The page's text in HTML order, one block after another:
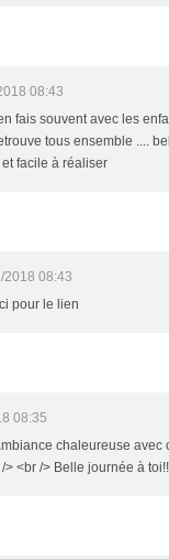
08:43
fais souvent avec les
tous ensemble ....
facile à réaliser
2018 08:43
pour le lien
08:35
chaleureuse avec
> <br /> Belle journée à